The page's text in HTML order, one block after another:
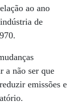
ao ano
de
a não ser que
emissões e